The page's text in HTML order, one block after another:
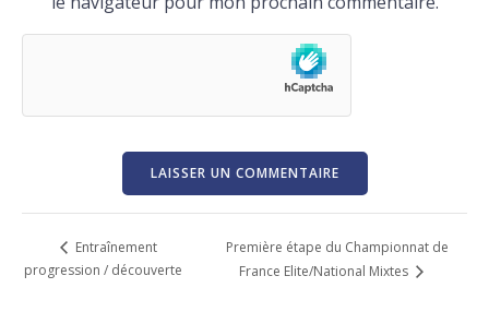
Entraînement
progression / découverte
Première étape du Championnat de
France Elite/National Mixtes